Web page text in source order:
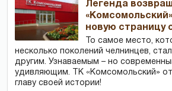
Легенда
новую страницу
То самое место,
несколько поколений челнинцев,
другим. Узнаваемым – но
удивляющим. ТК «Комсомольский»
главу своей истории!